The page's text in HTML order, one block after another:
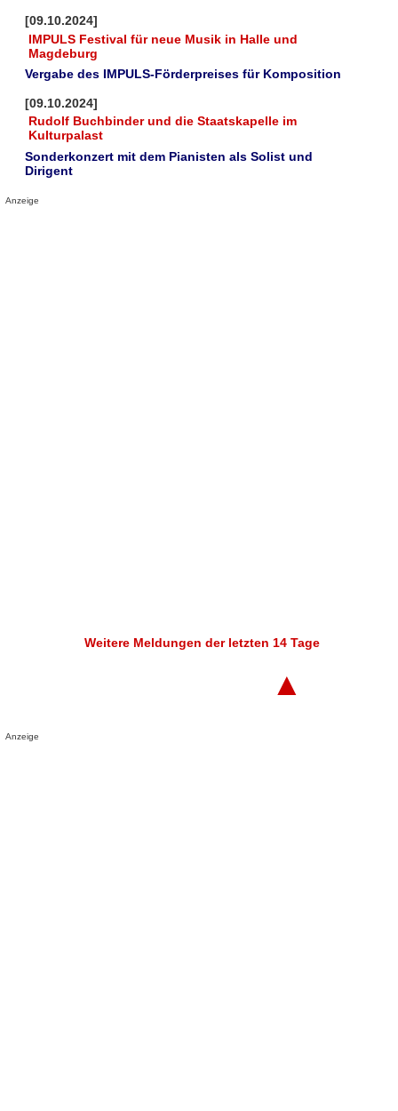
[09.10.2024]
IMPULS Festival für neue Musik in Halle und
Magdeburg
Vergabe des IMPULS-Förderpreises für Komposition
[09.10.2024]
Rudolf Buchbinder und die Staatskapelle im
Kulturpalast
Sonderkonzert mit dem Pianisten als Solist und
Dirigent
Anzeige
Weitere Meldungen der letzten 14 Tage
▲
Anzeige